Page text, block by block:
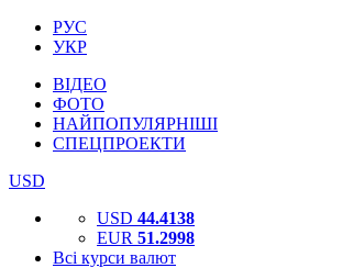
РУС
УКР
ВІДЕО
ФОТО
НАЙПОПУЛЯРНІШІ
СПЕЦПРОЕКТИ
USD
USD 44.4138
EUR 51.2998
Всі курси валют